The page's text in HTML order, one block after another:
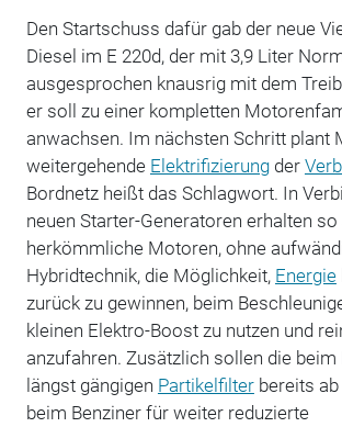
Den Startschuss dafür gab der neue
Diesel im E 220d, der mit 3,9 Liter
ausgesprochen knausrig mit dem
er soll zu einer kompletten
anwachsen. Im nächsten Schritt plant
weitergehende Elektrifizierungder
Bordnetz heißt das Schlagwort. In
neuen Starter-Generatoren erhalten so
herkömmliche Motoren, ohne
Hybridtechnik, die Möglichkeit, Energie
zurück zu gewinnen, beim
kleinen Elektro-Boost zu nutzen und
anzufahren. Zusätzlich sollen die beim
längst gängigen Partikelfilterbereits ab
beim Benziner für weiter reduzierte